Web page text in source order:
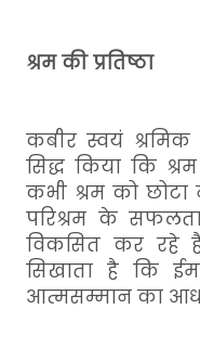
श्रम की प्रतिष्ठा
कबीर स्वयं
सिद्ध किया कि
कभी श्रम को छोटा
परिश्रम के
विकसित कर रहे
सिखाता है कि
आत्मसम्मान का